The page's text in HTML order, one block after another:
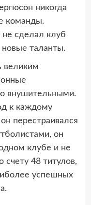
никогда
команды.
не сделал клуб
новые таланты.
великим
внушительными.
к каждому
перестраивался
он
клубе и не
счету 48 титулов,
успешных